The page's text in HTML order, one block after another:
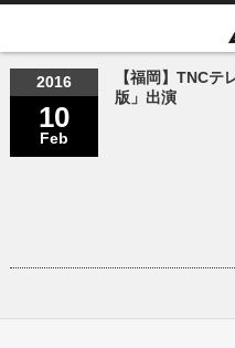
2016
10
Feb
【福岡】TNCテ
版」出演